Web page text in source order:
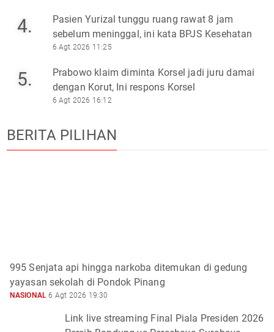
4.
Pasien Yurizal tunggu ruang rawat 8 jam
sebelum meninggal, ini kata BPJS Kesehatan
6 Agt 2026 11:25
5.
Prabowo klaim diminta Korsel jadi juru damai
dengan Korut, Ini respons Korsel
6 Agt 2026 16:12
BERITA PILIHAN
995 Senjata api hingga narkoba ditemukan di gedung
yayasan sekolah di Pondok Pinang
NASIONAL 6 Agt 2026 19:30
Link live streaming Final Piala Presiden 2026